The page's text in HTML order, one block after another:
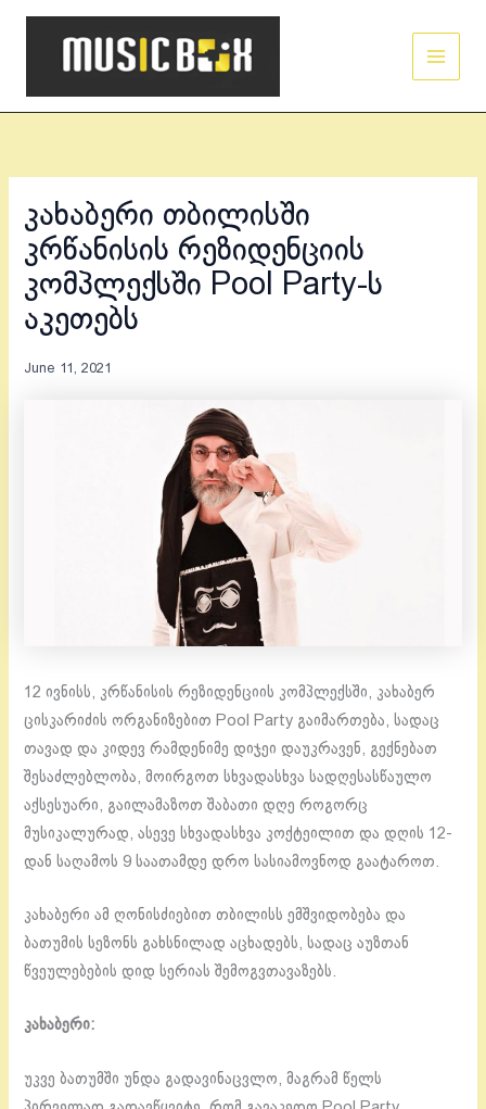
Skip
კახაბერი თბილისში
კრწანისის რეზიდენციის
კომპლექსში Pool Party-ს
აკეთებს
June 11, 2021
12 ივნისს, კრწანისის რეზიდენციის კომპლექსში, კახაბერ
ცისკარიძის ორგანიზებით Pool Party გაიმართება, სადაც
თავად და კიდევ რამდენიმე დიჯეი დაუკრავენ, გექნებათ
შესაძლებლობა, მოირგოთ სხვადასხვა სადღესასწაულო
აქსესუარი, გაილამაზოთ შაბათი დღე როგორც
მუსიკალურად, ასევე სხვადასხვა კოქტეილით და დღის 12-
დან საღამოს 9 საათამდე დრო სასიამოვნოდ გაატაროთ.
კახაბერი ამ ღონისძიებით თბილისს ემშვიდობება და
ბათუმის სეზონს გახსნილად აცხადებს, სადაც აუზთან
წვეულებების დიდ სერიას შემოგვთავაზებს.
კახაბერი:
უკვე ბათუმში უნდა გადავინაცვლო, მაგრამ წელს